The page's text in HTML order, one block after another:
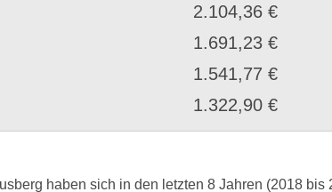
2.104,36 €
1.691,23 €
1.541,77 €
1.322,90 €
haben sich in den letzten 8 Jahren (2018